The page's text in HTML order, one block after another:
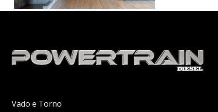
Vado e Torno